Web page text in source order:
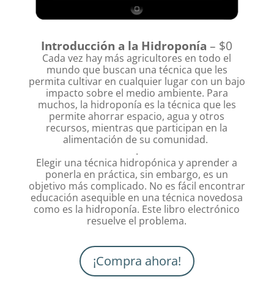
Introducción a la Hidroponía – $0
Cada vez hay más agricultores en todo el
mundo que buscan una técnica que les
permita cultivar en cualquier lugar con un bajo
impacto sobre el medio ambiente. Para
muchos, la hidroponía es la técnica que les
permite ahorrar espacio, agua y otros
recursos, mientras que participan en la
alimentación de su comunidad.
.
Elegir una técnica hidropónica y aprender a
ponerla en práctica, sin embargo, es un
objetivo más complicado. No es fácil encontrar
educación asequible en una técnica novedosa
como es la hidroponía. Este libro electrónico
resuelve el problema.
¡Compra ahora!